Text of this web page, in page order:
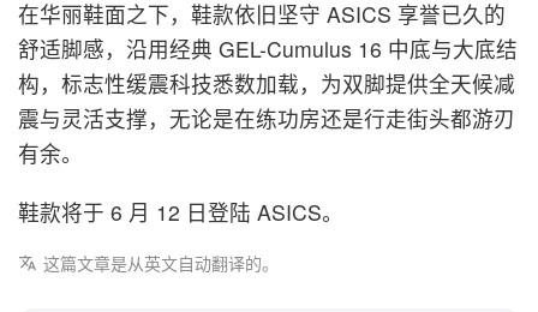
在华丽鞋面之下，鞋款依旧坚守 ASICS 享誉已久的
舒适脚感，沿用经典 GEL-Cumulus 16 中底与大底结
构，标志性缓震科技悉数加载，为双脚提供全天候减
震与灵活支撑，无论是在练功房还是行走街头都游刃
有余。
鞋款将于 6 月 12 日登陆 ASICS。
这篇文章是从英文自动翻译的。